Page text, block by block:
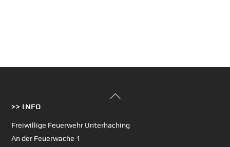
Back
>> INFO
Freiwillige Feuerwehr Unterhaching
An der Feuerwache 1